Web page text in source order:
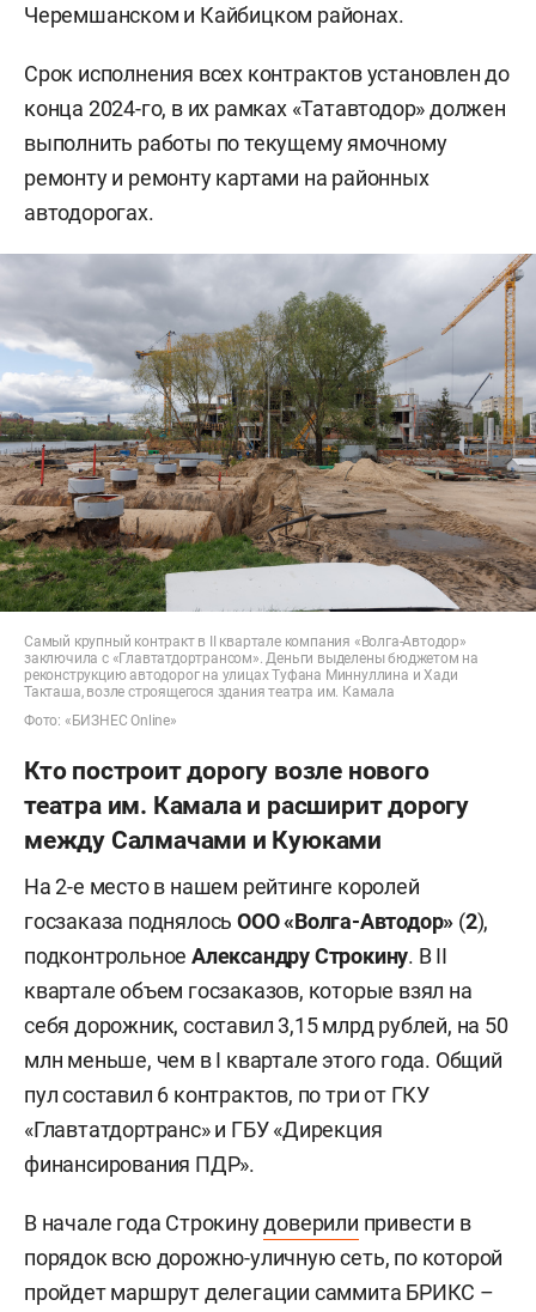
Черемшанском и Кайбицком районах.
Срок исполнения всех контрактов установлен до
конца 2024-го, в их рамках «Татавтодор» должен
выполнить работы по текущему ямочному
ремонту и ремонту картами на районных
автодорогах.
Самый крупный контракт в II квартале компания «Волга-Автодор»
заключила с «Главтатдортрансом». Деньги выделены бюджетом на
реконструкцию автодорог на улицах Туфана Миннуллина и Хади
Такташа, возле строящегося здания театра им. Камала
Фото: «БИЗНЕС Online»
Кто построит дорогу возле нового
театра им. Камала и расширит дорогу
между Салмачами и Куюками
На 2-е место в нашем рейтинге королей
госзаказа поднялосьООО «Волга-Автодор» (2),
подконтрольноеАлександру Строкину. В II
квартале объем госзаказов, которые взял на
себя дорожник, составил 3,15 млрд рублей, на 50
млн меньше, чем в I квартале этого года. Общий
пул составил 6 контрактов, по три от ГКУ
«Главтатдортранс» и ГБУ «Дирекция
финансирования ПДР».
В начале года Строкинудоверили привести в
порядок всю дорожно-уличную сеть, по которой
пройдет маршрут делегации саммита БРИКС –